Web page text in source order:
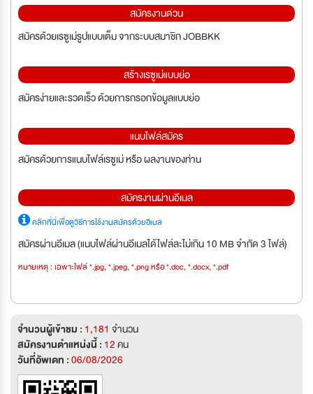
สมัครงานด่วน
สมัครด้วยเรซูเม่รูปแบบเต็ม จากระบบสมาชิก JOBBKK
สร้างเรซูเม่แบบย่อ
สมัครง่ายและรวดเร็ว ด้วยการกรอกข้อมูลแบบย่อ
แนบไฟล์สมัคร
สมัครด้วยการแนบไฟล์เรซูเม่ หรือ ผลงานของท่าน
สมัครงานผ่านอีเมล
คลิกที่นี่เพื่อดูวิธีการใช้งานสมัครด้วยอีเมล
สมัครผ่านอีเมล (แนบไฟล์ผ่านอีเมลได้ไฟล์ละไม่เกิน 10 MB จำกัด 3 ไฟล์)
หมายเหตุ : เฉพาะไฟล์ *.jpg, *.jpeg, *.png หรือ *.doc, *.docx, *.pdf
จำนวนผู้เข้าชม : 1,181 จำนวน
สมัครงานตำแหน่งนี้ : 12คน
วันที่อัพเดท :06/08/2026